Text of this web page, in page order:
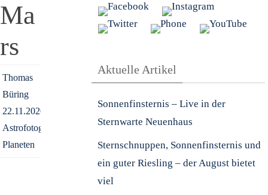
Ma
rs
Thomas
Büring
22.11.2020
Astrofotografie
Planeten
Aktuelle Artikel
Sonnenfinsternis – Live in der
Sternwarte Neuenhaus
Sternschnuppen, Sonnenfinsternis und
ein guter Riesling – der August bietet
viel